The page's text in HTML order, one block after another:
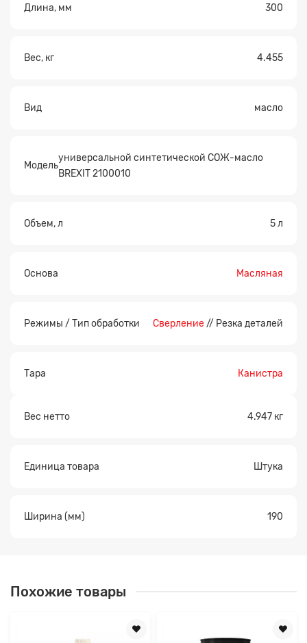
Длина, мм 300
Вес, кг 4.455
Вид масло
Модель
универсальной синтетической СОЖ-масло
BREXIT 2100010
Объем, л 5 л
Основа Масляная
Режимы / Тип обработки Сверление// Резка деталей
Тара Канистра
Вес нетто 4.947 кг
Единица товара Штука
Ширина (мм) 190
Похожие товары